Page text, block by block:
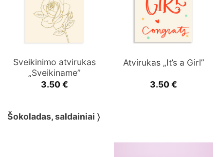
Sveikinimo atvirukas
„Sveikiname”
3.50€
Atvirukas „It’s a Girl”
3.50€
Šokoladas, saldainiai 〉